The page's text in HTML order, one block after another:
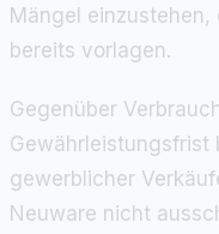
Mängel einzustehen,
bereits vorlagen.
Gegenüber
Gewährleistungsfrist
gewerblicher
Neuware nicht